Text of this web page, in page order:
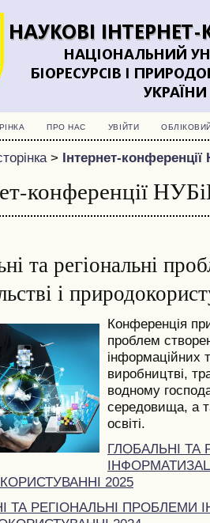
ПРО НАС УВІЙТИ
> Інтернет-
конференції
та регіональні
і
Конференція
проблем
інформаційних
виробництві,
водному
середовища, а
освіті.
ГЛОБАЛЬНІ ТА
2025
ТА РЕГІОНАЛЬНІ ПРОБЛЕМИ